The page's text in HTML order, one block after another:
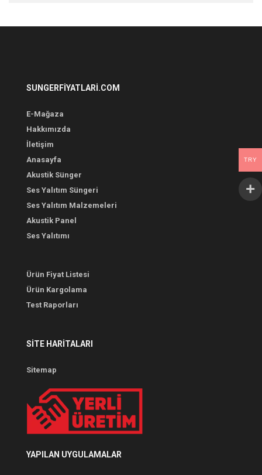
SUNGERFIYATLARI.COM
E-Mağaza
Hakkımızda
İletişim
Anasayfa
Akustik Sünger
Ses Yalıtım Süngeri
Ses Yalıtım Malzemeleri
Akustik Panel
Ses Yalıtımı
Ürün Fiyat Listesi
Ürün Kargolama
Test Raporları
SITE HARITALARI
Sitemap
YAPILAN UYGULAMALAR
TRY